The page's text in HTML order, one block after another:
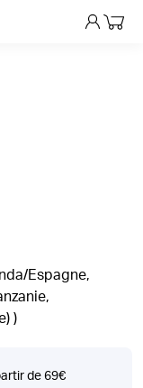
Mon
Espagne,
)
de 69€